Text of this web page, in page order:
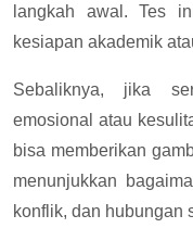
langkah awal. Tes
kesiapan akademik
Sebaliknya, jika
emosional atau
bisa memberikan
menunjukkan
konflik, dan hubungan